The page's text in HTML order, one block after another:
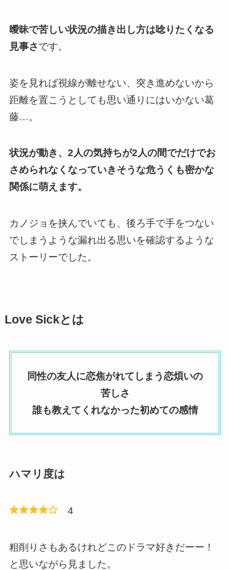
曖昧で苦しい状況の描き出し方は唸りたくなる
見事さです。
姿を見れば視線が離せない、突き進めないから
距離を置こうとしても思い通りにはいかない葛
藤…。
状況が動き、2人の気持ちが2人の間でだけでお
さめられなくなっていきそうな危うくも密かな
関係に萌えます。
カノジョを挟んでいても、後ろ手で手をつない
でしまうような漏れ出る思いを確認するような
ストーリーでした。
Love Sickとは
同性の友人に恋焦がれてしまう恋煩いの
苦しさ
誰も教えてくれなかった初めての感情
ハマリ度は
4
粗削りさもあるけれどこのドラマ好きだーー！
と思いながら見ました。